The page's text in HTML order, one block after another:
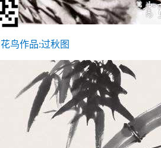
花鸟作品:过秋图